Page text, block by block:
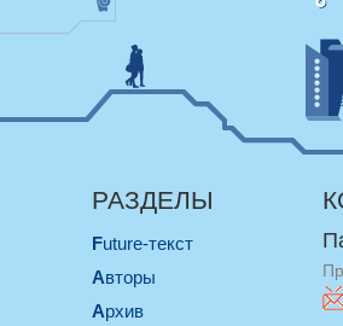
РАЗДЕЛЫ
Future-текст
Авторы
Архив